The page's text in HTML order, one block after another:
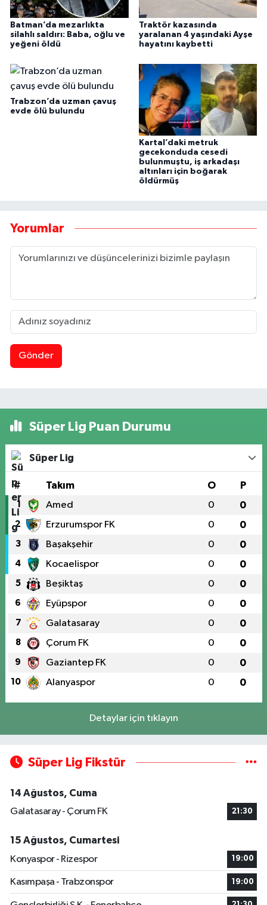
Batman’da mezarlıkta
silahlı saldırı: Baba, oğlu ve
yeğeni öldü
Traktör kazasında
yaralanan 4 yaşındaki Ayşe
hayatını kaybetti
Trabzon’da uzman çavuş
evde ölü bulundu
Kartal’daki metruk
gecekonduda cesedi
bulunmuştu, iş arkadaşı
altınları için boğarak
öldürmüş
Yorumlar
Gönder
Süper Lig Puan Durumu
Süper Lig
# Takım O P
1 Amed 0 0
2 Erzurumspor FK 0 0
3 Başakşehir 0 0
4 Kocaelispor 0 0
5 Beşiktaş 0 0
6 Eyüpspor 0 0
7 Galatasaray 0 0
8 Çorum FK 0 0
9 Gaziantep FK 0 0
10 Alanyaspor 0 0
Detaylar için tıklayın
Süper Lig Fikstür
14 Ağustos, Cuma
Galatasaray - Çorum FK
21:30
15 Ağustos, Cumartesi
Konyaspor - Rizespor
19:00
Kasımpaşa - Trabzonspor 19:00